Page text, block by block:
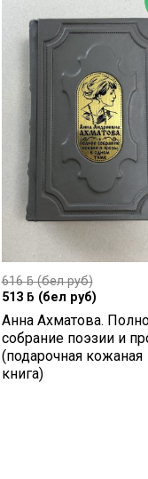
616ƃ(бел руб)
513 ƃ (бел руб)
Анна Ахматова.
собрание поэзии и
(подарочная кожаная
книга)